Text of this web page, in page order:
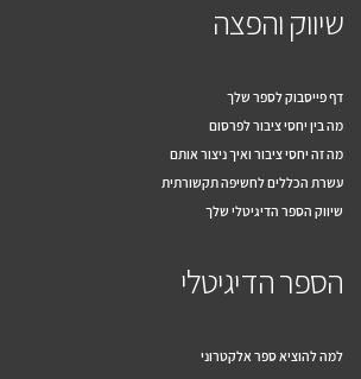
שיווק והפצה
דף פייסבוק לספר שלך
מה בין יחסי ציבור לפרסום
מה זה יחסי ציבור ואיך ניצור אותם
עשרת הכללים לחשיפה תקשורתית
שיווק הספר הדיגיטלי שלך
הספר הדיגיטלי
למה להוציא ספר אלקטרוני